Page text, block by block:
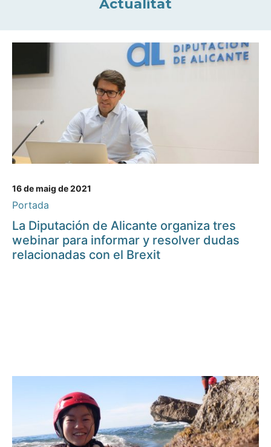
Actualitat
16 de maig de 2021
Portada
La Diputación de Alicante organiza tres
webinar para informar y resolver dudas
relacionadas con el Brexit